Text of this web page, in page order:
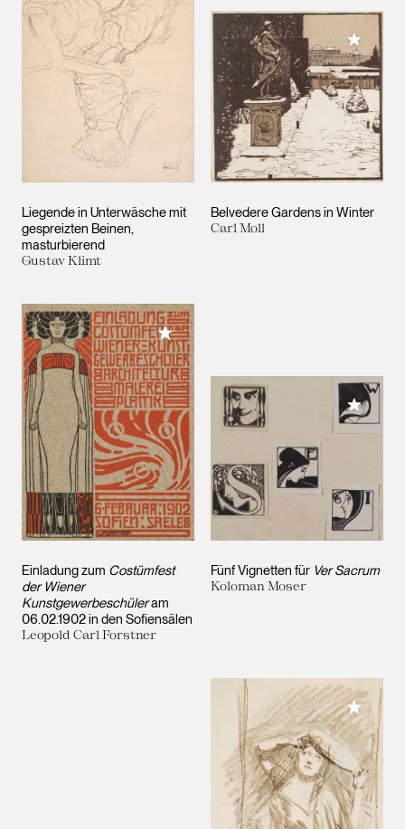
Liegende in Unterwäsche mit
gespreizten Beinen,
masturbierend
Gustav Klimt
Belvedere Gardens in Winter
Carl Moll
Meiner
Einladung zum Costümfest
der Wiener
Kunstgewerbeschüleram
06.02.1902 in den Sofiensälen
Leopold Carl Forstner
Meiner Sammlung hinzufügen
Fünf Vignetten für Ver Sacrum
Koloman Moser
Meiner
Meiner